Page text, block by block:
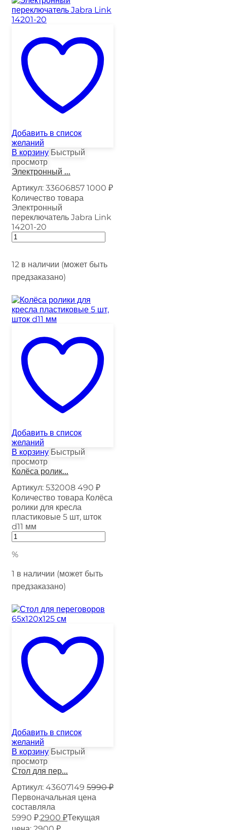
Добавить в список
желаний
В корзину Быстрый
просмотр
Электронный ...
Артикул: 33606857 1000 ₽
Количество товара
Электронный
переключатель Jabra Link
14201-20
12 в наличии (может быть
предзаказано)
Добавить в список
желаний
В корзину Быстрый
просмотр
Колёса ролик...
Артикул: 532008 490 ₽
Количество товара Колёса
ролики для кресла
пластиковые 5 шт, шток
d11 мм
%
1 в наличии (может быть
предзаказано)
Добавить в список
желаний
В корзину Быстрый
просмотр
Стол для пер...
Артикул: 43607149 5990₽
Первоначальная цена
составляла
5990 ₽.2900 ₽Текущая